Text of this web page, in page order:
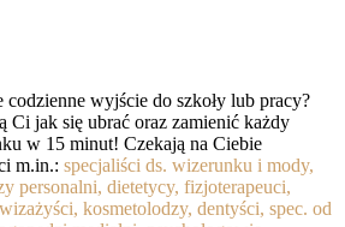
codzienne wyjście do szkoły lub pracy?
Ci jak się ubrać oraz zamienić każdy
w 15 minut! Czekają na Ciebie
m.in.: specjaliści ds. wizerunku i mody,
personalni, dietetycy, fizjoterapeuci,
kosmetolodzy, dentyści, spec. od